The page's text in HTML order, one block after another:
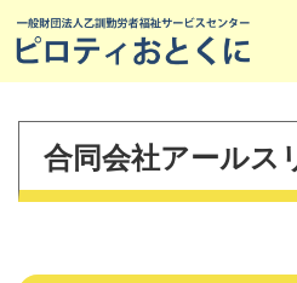
合同会社アールス